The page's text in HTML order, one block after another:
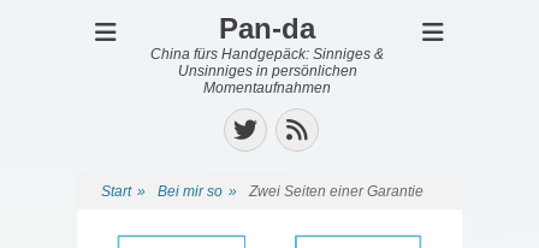
Pan-da
China fürs Handgepäck: Sinniges &
Unsinniges in persönlichen
Momentaufnahmen
Twitter
Feed
Start » Bei mir so » Zwei Seiten einer Garantie